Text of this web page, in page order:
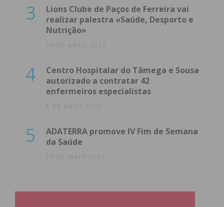
3
Lions Clube de Paços de Ferreira vai
realizar palestra «Saúde, Desporto e
Nutrição»
14 DE ABRIL 2022
4
Centro Hospitalar do Tâmega e Sousa
autorizado a contratar 42
enfermeiros especialistas
8 DE ABRIL 2022
5
ADATERRA promove IV Fim de Semana
da Saúde
21 DE MAIO 2021